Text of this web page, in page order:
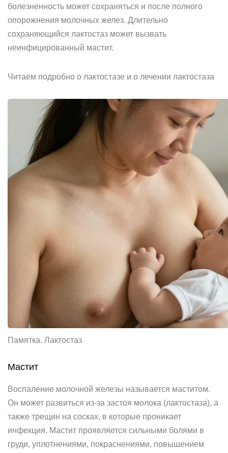
болезненность может сохраняться и после полного
опорожнения молочных желез. Длительно
сохраняющийся лактостаз может вызвать
неинфицированный мастит.
Читаем подробно о лактостазе и о лечении лактостаза
Памятка. Лактостаз
Мастит
Воспаление молочной железы называется маститом.
Он может развиться из-за застоя молока (лактостаза), а
также трещин на сосках, в которые проникает
инфекция. Мастит проявляется сильными болями в
груди, уплотнениями, покраснениями, повышением